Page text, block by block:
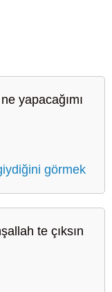
yapacağımı
görmek
te çıksın